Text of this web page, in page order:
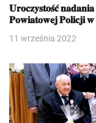
𝐔𝐫𝐨𝐜𝐳𝐲𝐬𝐭𝐨𝐬́𝐜́
𝐏𝐨𝐰𝐢𝐚𝐭𝐨𝐰𝐞𝐣
11 września 2022